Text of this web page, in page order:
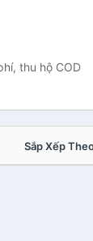
thu hộ COD
Sắp Xếp